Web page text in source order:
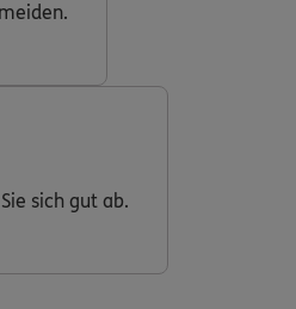
sich gut ab.